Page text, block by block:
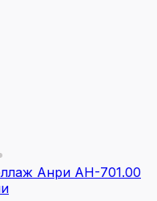
Анри АН-701.00